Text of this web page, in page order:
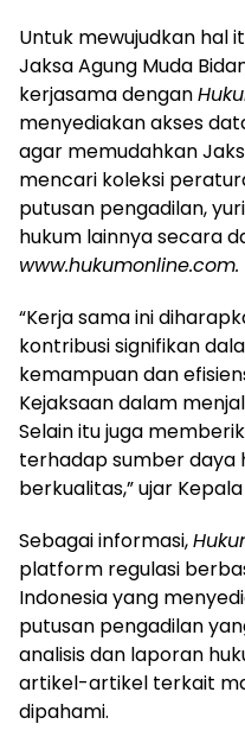
Untuk mewujudkan hal
Jaksa Agung Muda
kerjasama dengan
menyediakan akses
agar memudahkan
mencari koleksi
putusan pengadilan,
hukum lainnya secara
www.hukumonline.com.
“Kerja sama ini
kontribusi signifikan
kemampuan dan
Kejaksaan dalam
Selain itu juga
terhadap sumber daya
berkualitas,” ujar
Sebagai informasi,
platform regulasi
Indonesia yang
putusan pengadilan
analisis dan laporan
artikel-artikel terkait
dipahami.